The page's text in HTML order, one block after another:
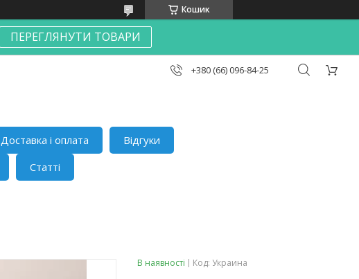
Кошик
ПЕРЕГЛЯНУТИ ТОВАРИ
+380 (66) 096-84-25
Доставка і оплата
Відгуки
Статті
В наявності Код: Украина